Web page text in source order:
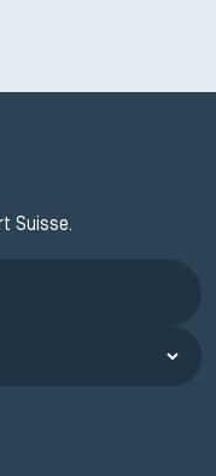
Suisse.